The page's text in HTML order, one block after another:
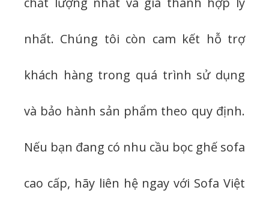
nhất. Chúng tôi còn cam kết hỗ trợ
khách hàng trong quá trình sử dụng
và bảo hành sản phẩm theo quy định.
Nếu bạn đang có nhu cầu bọc ghế sofa
cao cấp, hãy liên hệ ngay với Sofa Việt